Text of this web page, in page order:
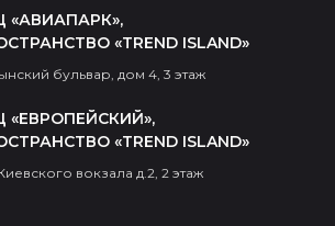
«ЕВРОПЕЙСКИЙ»,
«TREND ISLAND»
вокзала д.2, 2 этаж
бульвар, дом 4, 3 этаж
«АВИАПАРК»,
«TREND ISLAND»